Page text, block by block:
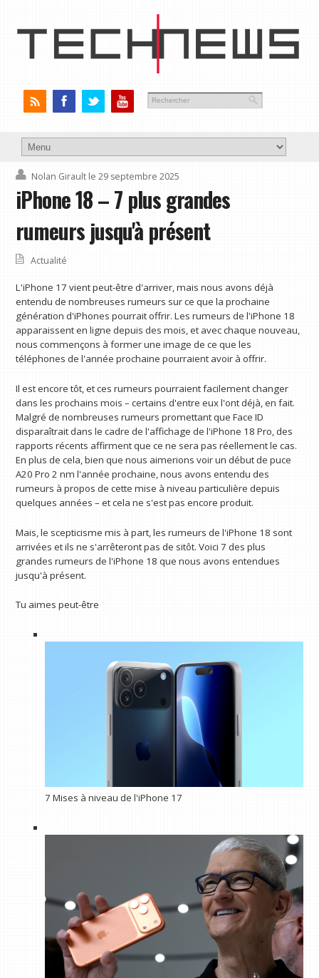
Nolan Girault le 29 septembre 2025
iPhone 18 – 7 plus grandes
rumeurs jusqu'à présent
Actualité
L'iPhone 17 vient peut-être d'arriver, mais nous avons déjà
entendu de nombreuses rumeurs sur ce que la prochaine
génération d'iPhones pourrait offrir. Les rumeurs de l'iPhone 18
apparaissent en ligne depuis des mois, et avec chaque nouveau,
nous commençons à former une image de ce que les
téléphones de l'année prochaine pourraient avoir à offrir.
Il est encore tôt, et ces rumeurs pourraient facilement changer
dans les prochains mois – certains d'entre eux l'ont déjà, en fait.
Malgré de nombreuses rumeurs promettant que Face ID
disparaîtrait dans le cadre de l'affichage de l'iPhone 18 Pro, des
rapports récents affirment que ce ne sera pas réellement le cas.
En plus de cela, bien que nous aimerions voir un début de puce
A20 Pro 2 nm l'année prochaine, nous avons entendu des
rumeurs à propos de cette mise à niveau particulière depuis
quelques années – et cela ne s'est pas encore produit.
Mais, le scepticisme mis à part, les rumeurs de l'iPhone 18 sont
arrivées et ils ne s'arrêteront pas de sitôt. Voici 7 des plus
grandes rumeurs de l'iPhone 18 que nous avons entendues
jusqu'à présent.
Tu aimes peut-être
7 Mises à niveau de l'iPhone 17